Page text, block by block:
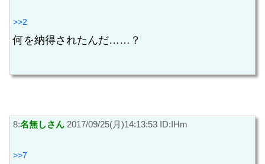
>>2
何を納得されたんだ……？
8:名無しさん 2017/09/25(月)14:13:53 ID:IHm
>>7